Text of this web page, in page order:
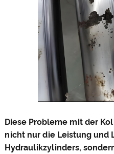
Diese Probleme mit der
nicht nur die Leistung und
Hydraulikzylinders,